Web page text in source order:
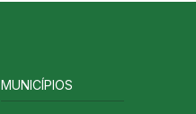
MUNICÍPIOS